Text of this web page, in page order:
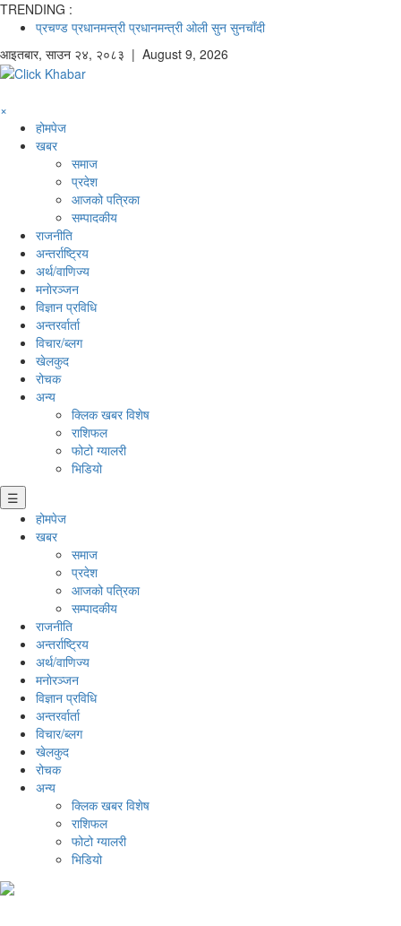
TRENDING :
प्रचण्ड प्रधानमन्त्री प्रधानमन्त्री ओली सुन सुनचाँदी
आइतबार, साउन २४, २०८३ | August 9, 2026
×
होमपेज
खबर
समाज
प्रदेश
आजको पत्रिका
सम्पादकीय
राजनीति
अन्तर्राष्ट्रिय
अर्थ/वाणिज्य
मनाेरञ्जन
विज्ञान प्रविधि
अन्तरर्वार्ता
विचार/ब्लग
खेलकुद
रोचक
अन्य
क्लिक खबर विशेष
राशिफल
फोटो ग्यालरी
भिडियो
☰
होमपेज
खबर
समाज
प्रदेश
आजको पत्रिका
सम्पादकीय
राजनीति
अन्तर्राष्ट्रिय
अर्थ/वाणिज्य
मनाेरञ्जन
विज्ञान प्रविधि
अन्तरर्वार्ता
विचार/ब्लग
खेलकुद
रोचक
अन्य
क्लिक खबर विशेष
राशिफल
फोटो ग्यालरी
भिडियो